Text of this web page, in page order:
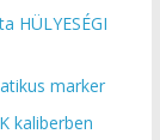
HÜLYESÉGI
marker
kaliberben